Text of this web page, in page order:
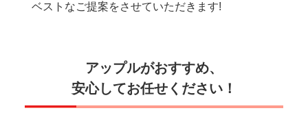
ベストなご提案をさせていただきます!
アップルがおすすめ、
安心してお任せください！